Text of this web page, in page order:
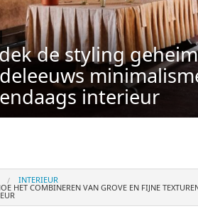
de styling
interieur
INTERIEUR
HET COMBINEREN VAN GROVE EN FIJNE